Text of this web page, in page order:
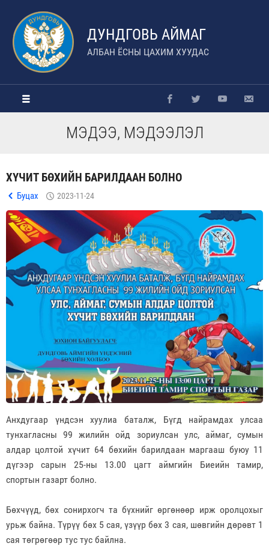
ДУНДГОВЬ АЙМАГ
АЛБАН ЁСНЫ ЦАХИМ ХУУДАС
МЭДЭЭ, МЭДЭЭЛЭЛ
ХҮЧИТ БӨХИЙН БАРИЛДААН БОЛНО
Буцах 2023-11-24
Анхдугаар үндсэн хуулиа баталж, Бүгд найрамдах улсаа
тунхагласны 99 жилийн ойд зориулсан улс, аймаг, сумын
алдар цолтой хүчит 64 бөхийн барилдаан маргааш буюу 11
дүгээр сарын 25-ны 13.00 цагт аймгийн Биеийн тамир,
спортын газарт болно.
Бөхчүүд, бөх сонирхогч та бүхнийг өргөнөөр ирж оролцохыг
урьж байна. Түрүү бөх 5 сая, үзүүр бөх 3 сая, шөвгийн дөрөвт 1
сая төгрөгөөр тус тус байлна.